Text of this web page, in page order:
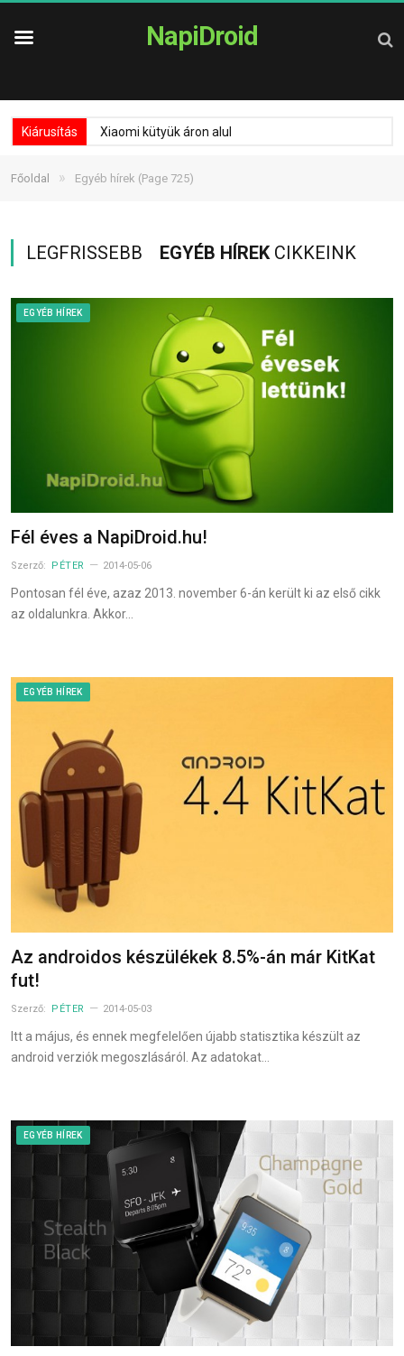
NapiDroid
Kiárusítás Xiaomi kütyük áron alul
Főoldal » Egyéb hírek (Page 725)
LEGFRISSEBB EGYÉB HÍREKCIKKEINK
EGYÉB HÍREK
Fél éves a NapiDroid.hu!
Szerző: PÉTER 2014-05-06
Pontosan fél éve, azaz 2013. november 6-án került ki az első cikk
az oldalunkra. Akkor…
EGYÉB HÍREK
Az androidos készülékek 8.5%-án már KitKat
fut!
Szerző: PÉTER 2014-05-03
Itt a május, és ennek megfelelően újabb statisztika készült az
android verziók megoszlásáról. Az adatokat…
EGYÉB HÍREK